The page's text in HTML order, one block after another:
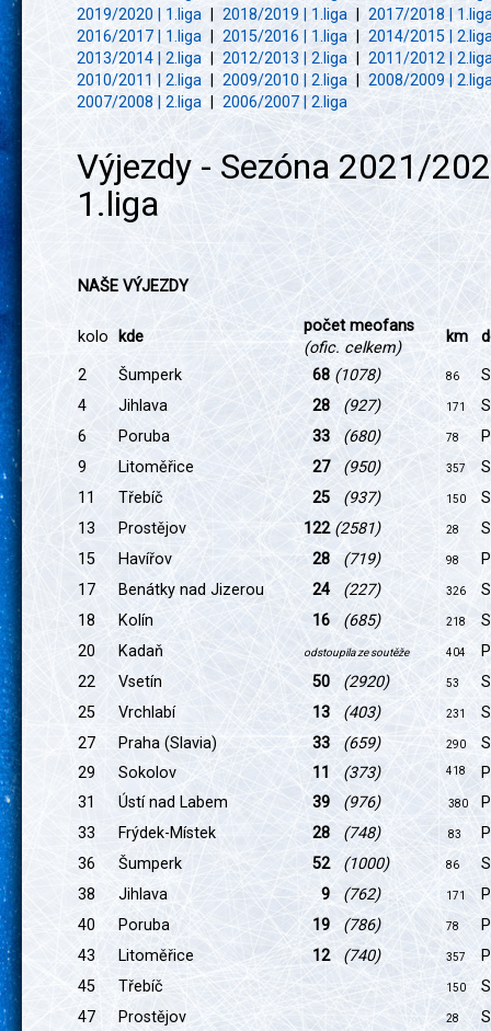
2019/2020 | 1.liga
2018/2019 | 1.liga
2017/2018 |
2016/2017 | 1.liga
2015/2016 | 1.liga| 2014/2015 |
2013/2014 | 2.liga
2012/2013 | 2.liga | 2011/2012 |
2010/2011 | 2.liga |2009/2010 | 2.liga
2008/2009 |
2007/2008 | 2.liga| 2006/2007 | 2.liga
Výjezdy - Sezóna 2021/
1.liga
NAŠE VÝJEZDY
kolo kde
počet meofans
(ofic. celkem)
km
2 Šumperk 68 (1078) 86
4
Jihlava 28 (927) 171
6
Poruba 33 (680) 78
9
Litoměřice 27 (950) 357
11
Třebíč 25 (937) 150
13
Prostějov 122 (2581) 28
15
Havířov 28 (719) 98
17
Benátky nad Jizerou 24 (227) 326
18
Kolín 16 (685) 218
20
Kadaň odstoupila ze soutěže 404
22
Vsetín 50 (2920) 53
25
Vrchlabí 13 (403) 231
27
Praha (Slavia) 33 (659) 290
29
Sokolov 11 (373) 418
31
Ústí nad Labem 39 (976) 380
33
Frýdek-Místek 28 (748) 83
36
Šumperk 52 (1000) 86
38
Jihlava 9 (762) 171
40
Poruba 19 (786) 78
43
Litoměřice 12 (740) 357
45
Třebíč 150
47
Prostějov 28